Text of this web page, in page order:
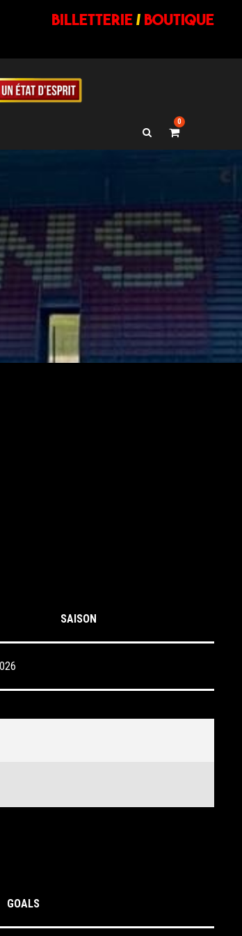
billetterie/ BOUTIQUE
0
SAISON
GOALS